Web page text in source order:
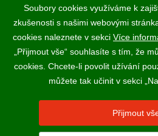
Vinotéka Rakvice
>
Vinotéky a degustační
Podle zákona o evidenci tržeb je
kupujícímu účtenku. Zároveň je
správce daně online; v případě
Vína a sekty prodáváme výhradně
Soubory cookies využíváme k
zkušenosti s našimi webovými
cookies naleznete v sekci Více
„Přijmout vše“ souhlasíte s tím, že
cookies. Chcete-li povolit užívání
můžete tak učinit v sekci
Přijmout